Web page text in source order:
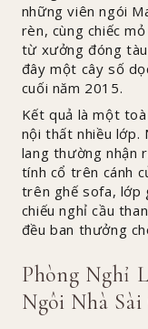
những viên ngói
rèn, cùng chiếc
từ xưởng đóng
đây một cây số
cuối năm 2015.
Kết quả là một
nội thất nhiều lớp.
lang thường nhận
tính cổ trên cánh
trên ghế sofa, lớp
chiếu nghỉ cầu
đều ban thưởng
Phòng Nghỉ
Ngôi Nhà